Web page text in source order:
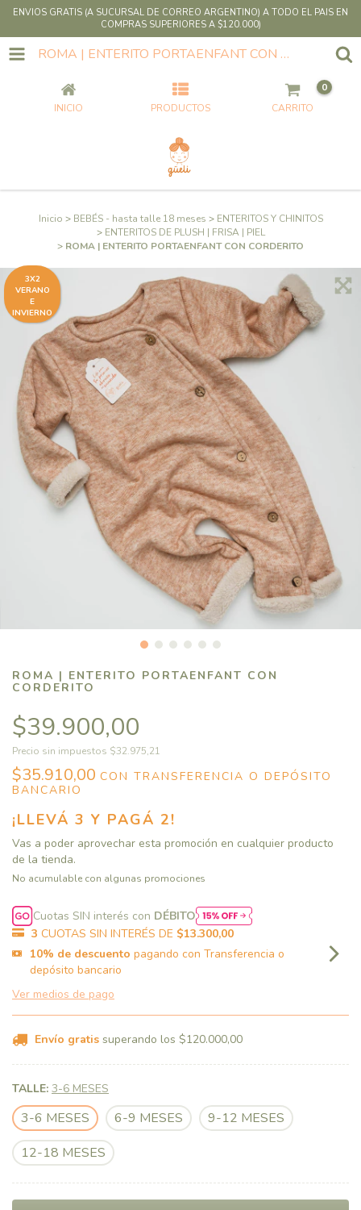
ENVIOS GRATIS (A SUCURSAL DE CORREO ARGENTINO) A TODO EL PAIS EN
COMPRAS SUPERIORES A $120.000)
ROMA | ENTERITO PORTAENFANT CON CORDERITO
INICIO PRODUCTOS CARRITO
0
Inicio > BEBÉS - hasta talle 18 meses > ENTERITOS Y CHINITOS
> ENTERITOS DE PLUSH | FRISA | PIEL
> ROMA | ENTERITO PORTAENFANT CON CORDERITO
3X2
VERANO
E
INVIERNO
ROMA | ENTERITO PORTAENFANT CON
CORDERITO
$39.900,00
Precio sin impuestos $32.975,21
$35.910,00 CON TRANSFERENCIA O DEPÓSITO
BANCARIO
¡LLEVÁ 3 Y PAGÁ 2!
Vas a poder aprovechar esta promoción en cualquier producto
de la tienda.
No acumulable con algunas promociones
Cuotas SIN interés con DÉBITO
3 CUOTAS SIN INTERÉS DE $13.300,00
10% de descuento pagando con Transferencia o
depósito bancario
Ver medios de pago
Envío gratis superando los $120.000,00
TALLE: 3-6 MESES
3-6 MESES 6-9 MESES
9-12 MESES
12-18 MESES